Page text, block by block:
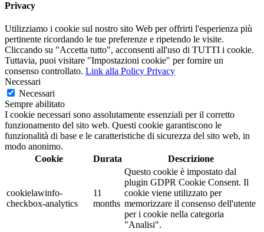
Privacy
Utilizziamo i cookie sul nostro sito Web per offrirti l'esperienza più
pertinente ricordando le tue preferenze e ripetendo le visite.
Cliccando su "Accetta tutto", acconsenti all'uso di TUTTI i cookie.
Tuttavia, puoi visitare "Impostazioni cookie" per fornire un
consenso controllato. Link alla Policy Privacy
Necessari
Necessari
Sempre abilitato
I cookie necessari sono assolutamente essenziali per il corretto
funzionamento del sito web. Questi cookie garantiscono le
funzionalità di base e le caratteristiche di sicurezza del sito web, in
modo anonimo.
Cookie
Durata Descrizione
cookielawinfo-
checkbox-analytics
11
months
Questo cookie è impostato dal
plugin GDPR Cookie Consent. Il
cookie viene utilizzato per
memorizzare il consenso dell'utente
per i cookie nella categoria
"Analisi".